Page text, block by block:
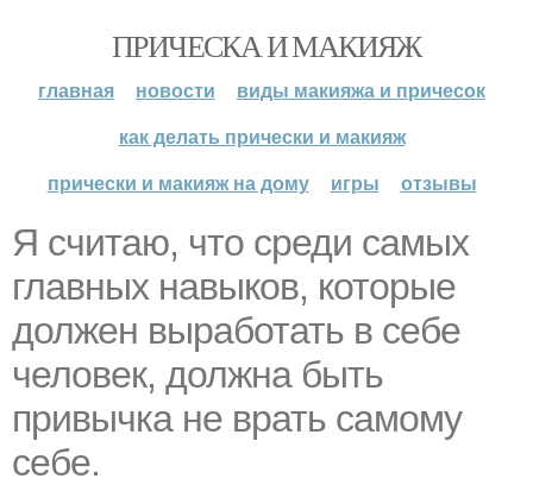
ПРИЧЕСКА И МАКИЯЖ
главная новости
виды макияжа и причесок
как делать прически и макияж
прически и макияж на дому
игры отзывы
Я считаю, что среди самых
главных навыков, которые
должен выработать в себе
человек, должна быть
привычка не врать самому
себе.